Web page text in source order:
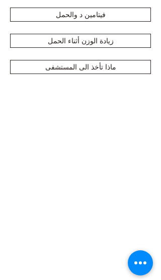
فيتامين د والحمل
زيادة الوزن أثناء الحمل
ماذا تأخذ الى المستشفى